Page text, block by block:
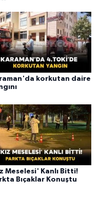
korkutan daire
Meselesi' Kanlı Bitti!
Bıçaklar Konuştu